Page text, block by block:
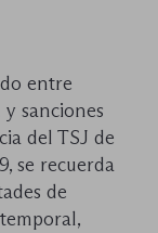
entre
sanciones
del TSJ de
se recuerda
de